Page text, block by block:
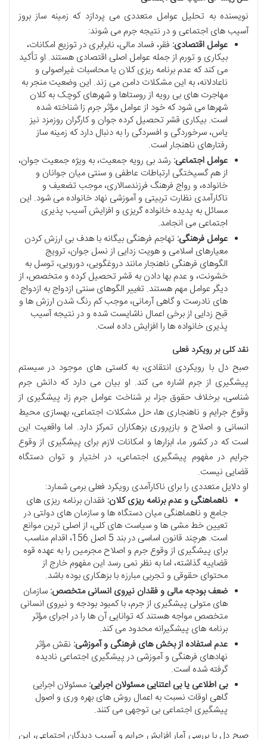
نویسنده به تحلیل عوامل متعددی می پردازد که زمینه ساز بروز
آسیب های اجتماعی و در نتیجه جرم می شوند:
عوامل اقتصادی: فقر، فساد مالی، نابرابری در توزیع امکانات،
بیکاری و تورم از جمله عوامل اصلی اقتصادی هستند. او تأکید
می کند که عدم برنامه ریزی کلان یا محاسبات غیراصولی و
ناعادلانه، به این مشکلات دامن می زند. این وضعیت منجر به
مهاجرت های بی رویه از روستاها و شهرهای کوچک به کلان
شهرها می شود که خود از عوامل مؤثر جرم زا شناخته شده
است. بیکاری قشر تحصیل کرده جوان و کارگران روزمزد نیز
یاس، سرخوردگی و افسردگی را به دنبال دارد که زمینه ساز
رفتارهای ناهنجار است.
عوامل اجتماعی: رشد بی رویه جمعیت، به ویژه جمعیت جوان،
از هم گسیختگی ارتباطات عاطفی و سنتی میان جوانان و
خانواده، و رواج فرهنگ فرزندسالاری، موجب تضعیف و
ناکارآمدی نظارت تربیتی و آموزشی نهاد خانواده می شود. این
مسائل به پدیده خانواده گریزی و افزایش آسیب پذیری
اجتماعی می انجامد.
عوامل فرهنگی: تهاجم فرهنگی بیگانه با هدف بی ارزش کردن
معیارهای اسلامی و هویت زدایی از نسل جوان، ترویج
الگوهای فرهنگی ناهنجار مانند دروغگویی، دورویی، توسل به
خشونت، و عدم بها دادن به قشر تحصیل کرده و متخصص، از
دیگر عوامل مهم هستند. تغییر الگوهای سنتی ازدواج به ازدواج
های نادرست و گاهی آرمانی، موجب کم رنگ شدن ارزش ها و
قبح زدایی از برخی اعمال ناشایست شده و در نتیجه آسیب
پذیری خانواده ها را افزایش داده است.
نقد کلی بر رویکرد فعلی
صبح دل با رویکردی انتقادی، به کاستی های موجود در سیستم
پیشگیری از جرم اشاره می کند. او بیان می دارد که دانش جرم
شناسی، برخلاف حقوق جزا، بر شناخت عوامل جرم زا، پیشگیری از
وقوع جرایم و ناهنجاری ها، حل مشکلات اجتماعی، بهسازی محیط
انسانی و اصلاح و بازپروری بزهکاران تمرکز دارد. اما واقعیت این
است که در کشور ما، ابزارها و امکانات لازم برای پیشگیری از وقوع
جرایم در مفهوم پیشگیری اجتماعی، در اختیار و توان دستگاه
قضایی نیست.
او دلایل متعددی را برای ناکارآمدی رویکرد فعلی برمی شمارد:
ناهماهنگی و عدم برنامه ریزی کلان: فقدان برنامه ریزی های
جامع و ناهماهنگی میان دستگاه ها و سازمان های دولتی در
تعیین خط مشی ها و سیاست های کلی، از اصلی ترین موانع
است. هرچند قانون اساسی در بند 5 اصل 156، اقدام مناسب
برای پیشگیری از وقوع جرم و اصلاح مجرمین را به عهده قوه
قضاییه گذاشته، اما به نظر نمی رسد این مفهوم خارج از
محتوای حقوقی و تجربی مبارزه با بزهکاری بوده باشد.
ضعف بودجه مالی و فقدان نیروی انسانی متخصص: سازمان
های متولی پیشگیری از جرم، با کمبود بودجه و نیروی انسانی
متخصص مواجه هستند که توانایی آن ها را در اجرای مؤثر
برنامه های پیشگیرانه محدود می کند.
عدم استفاده از بخش های فرهنگی و آموزشی: نقش مؤثر
نهادهای فرهنگی و آموزشی در پیشگیری اجتماعی نادیده
گرفته شده است.
بی اطلاعی یا بی اعتنایی مسئولان اجرایی: مسئولان اجرایی
گاهی اوقات نسبت به اعمال روش های بهره وری و اصول
پیشگیری اجتماعی بی توجهی می کنند.
صبح دل با بررسی آمار افزایش جرایم و آسیب دیدگان اجتماعی، این